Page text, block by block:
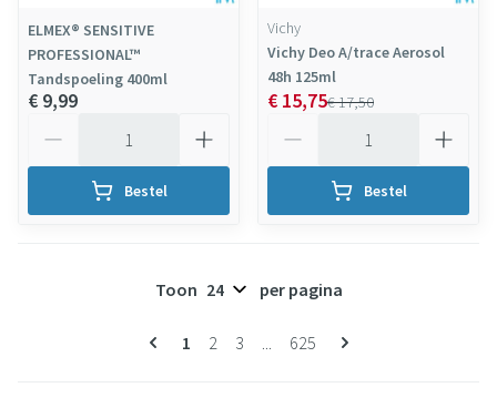
ELMEX® SENSITIVE
PROFESSIONAL™
Tandspoeling 400ml
€ 9,99
Bestel
Vichy
Vichy Deo A/trace Aerosol
48h 125ml
€ 17,50
€ 15,75
Bestel
Pagina's
U lees momenteel pagina
1 Pagina
2 Pagina
3 ... Pagina
625
Toon per pagina